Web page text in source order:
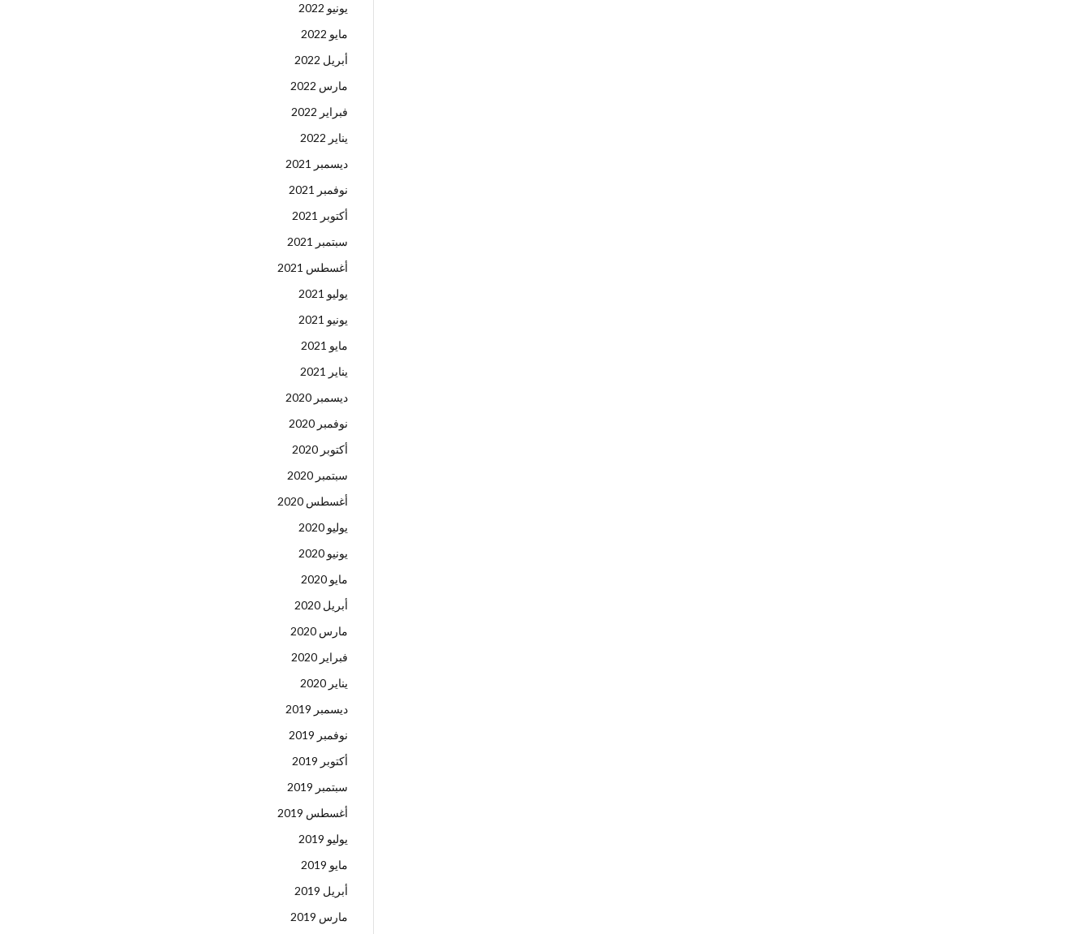
يونيو 2022
مايو 2022
أبريل 2022
مارس 2022
فبراير 2022
يناير 2022
ديسمبر 2021
نوفمبر 2021
أكتوبر 2021
سبتمبر 2021
أغسطس 2021
يوليو 2021
يونيو 2021
مايو 2021
يناير 2021
ديسمبر 2020
نوفمبر 2020
أكتوبر 2020
سبتمبر 2020
أغسطس 2020
يوليو 2020
يونيو 2020
مايو 2020
أبريل 2020
مارس 2020
فبراير 2020
يناير 2020
ديسمبر 2019
نوفمبر 2019
أكتوبر 2019
سبتمبر 2019
أغسطس 2019
يوليو 2019
مايو 2019
أبريل 2019
مارس 2019